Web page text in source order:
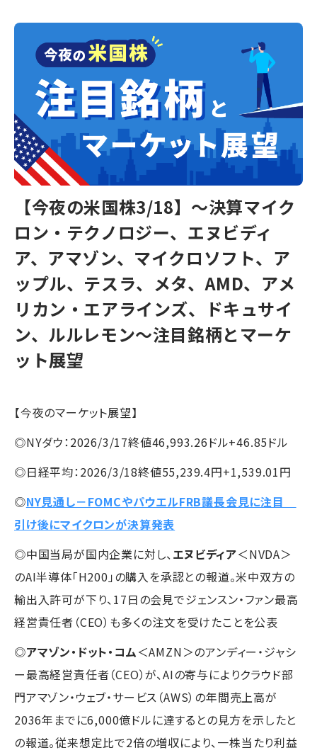
【今夜の米国株3/18】～決算マイク
ロン・テクノロジー、エヌビディ
ア、アマゾン、マイクロソフト、ア
ップル、テスラ、メタ、AMD、アメ
リカン・エアラインズ、ドキュサイ
ン、ルルレモン～注目銘柄とマーケ
ット展望
【今夜のマーケット展望】
◎NYダウ：2026/3/17終値46,993.26ドル+46.85ドル
◎日経平均：2026/3/18終値55,239.4円+1,539.01円
◎NY見通し－FOMCやパウエルFRB議長会見に注目
引け後にマイクロンが決算発表
◎中国当局が国内企業に対し、 エヌビディア＜NVDA＞
のAI半導体「H200」の購入を承認との報道。米中双方の
輸出入許可が下り、17日の会見でジェンスン・ファン最高
経営責任者（CEO）も多くの注文を受けたことを公表
◎アマゾン・ドット・コム＜AMZN＞のアンディー・ジャシ
ー最高経営責任者（CEO）が、AIの寄与によりクラウド部
門アマゾン・ウェブ・サービス（AWS）の年間売上高が
2036年までに6,000億ドルに達するとの見方を示したと
の報道。従来想定比で2倍の増収により、一株当たり利益